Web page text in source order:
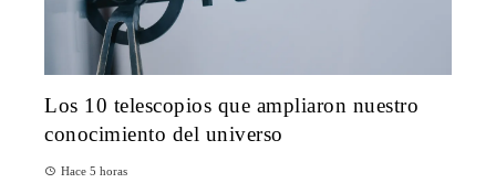
Los 10 telescopios que ampliaron nuestro
conocimiento del universo
Hace 5 horas